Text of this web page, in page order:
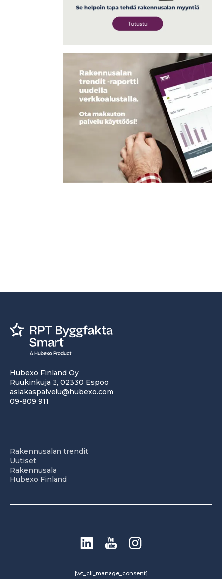
Hubexo Finland Oy
Ruukinkuja 3, 02330 Espoo
asiakaspalvelu@hubexo.com
09-809 911
Rakennusalan trendit
Uutiset
Rakennusala
Hubexo Finland
[wt_cli_manage_consent]